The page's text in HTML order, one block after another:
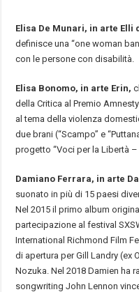
Elisa De Munari, in arte Elli
definisce una “one woman
con le persone con disabilità.
Elisa Bonomo, in arte Erin,
della Critica al Premio
al tema della violenza
due brani (“Scampo” e
progetto “Voci per la Libertà –
Damiano Ferrara, in arte
suonato in più di 15 paesi
Nel 2015 il primo album
partecipazione al festival
International Richmond Film
di apertura per Gill Landry (ex
Nozuka. Nel 2018 Damien ha
songwriting John Lennon